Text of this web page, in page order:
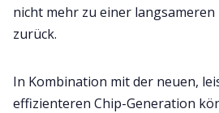
nicht mehr zu einer
zurück.
In Kombination mit der neuen,
effizienteren Chip-Generation